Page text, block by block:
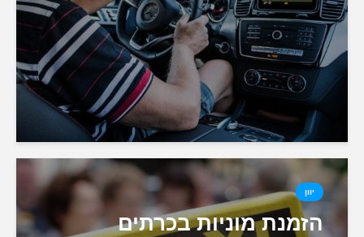
יוון
הזמנת מוניות בכרתים